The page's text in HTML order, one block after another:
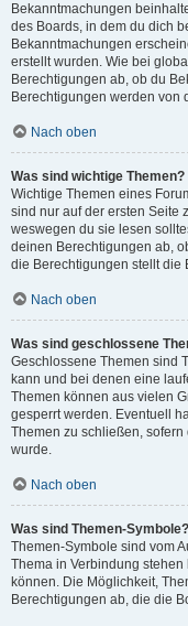
Bekanntmachungen
des Boards, in dem du dich
Bekanntmachungen
erstellt wurden. Wie bei
Berechtigungen ab, ob du
Berechtigungen werden von
Nach oben
Was sind wichtige Themen?
Wichtige Themen eines
sind nur auf der ersten Seite
weswegen du sie lesen
deinen Berechtigungen ab,
die Berechtigungen stellt die
Nach oben
Was sind geschlossene
Geschlossene Themen sind
kann und bei denen eine
Themen können aus vielen
gesperrt werden. Eventuell
Themen zu schließen,
wurde.
Nach oben
Was sind Themen-Symbole?
Themen-Symbole sind vom
Thema in Verbindung
können. Die Möglichkeit,
Berechtigungen ab, die die